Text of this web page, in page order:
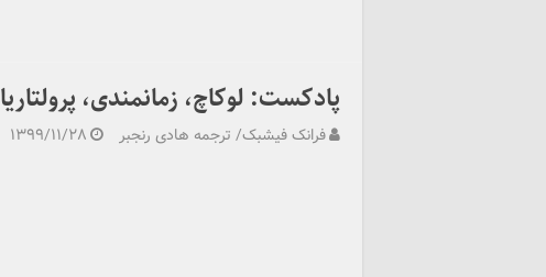
پادکست: لوکاچ، زمانمندی، پرولتاریا
فرانک فیشبک/ ترجمه هادی رنجبر ۱۳۹۹/۱۱/۲۸